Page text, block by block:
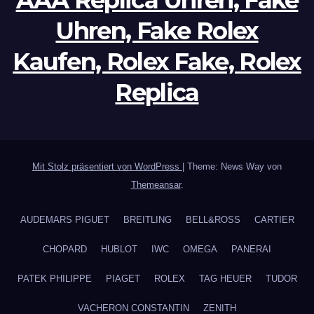
Uhren, Fake Rolex
Kaufen, Rolex Fake, Rolex
Replica
Mit Stolz präsentiert von WordPress
Theme: News Way von
Themeansar.
AUDEMARS PIGUET BREITLING BELL&ROSS CARTIER
CHOPARD HUBLOT IWC OMEGA PANERAI
PATEK PHILIPPE PIAGET ROLEX TAG HEUER TUDOR
VACHERON CONSTANTIN ZENITH